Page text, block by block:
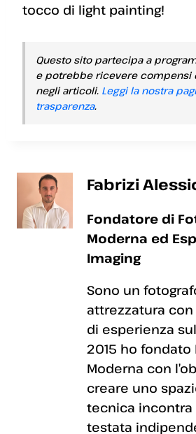
tocco di light painting!
Questo sito partecipa a
e potrebbe ricevere compensi
negli articoli. Leggi la nostra
trasparenza.
Fabrizi
Fondatore di
Moderna ed
Imaging
Sono un
attrezzatura
di esperienza
2015 ho fondato
Moderna con
creare uno
tecnica incontra
testata